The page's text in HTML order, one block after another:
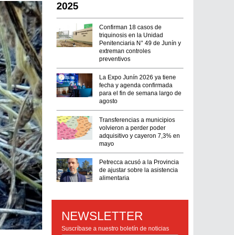
2025
Confirman 18 casos de
triquinosis en la Unidad
Penitenciaria N° 49 de Junín y
extreman controles
preventivos
La Expo Junín 2026 ya tiene
fecha y agenda confirmada
para el fin de semana largo de
agosto
Transferencias a municipios
volvieron a perder poder
adquisitivo y cayeron 7,3% en
mayo
Petrecca acusó a la Provincia
de ajustar sobre la asistencia
alimentaria
NEWSLETTER
Suscríbase a nuestro boletín de noticias